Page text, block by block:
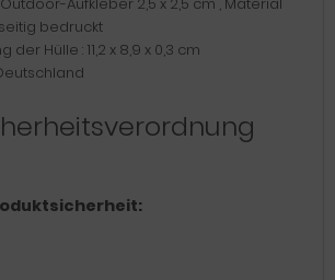
bedruckt
Hülle : 11,2 x 8,9 x 0,3 cm